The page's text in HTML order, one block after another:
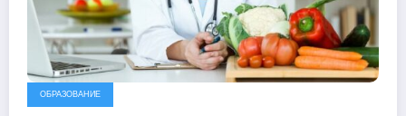
ОБРАЗОВАНИЕ